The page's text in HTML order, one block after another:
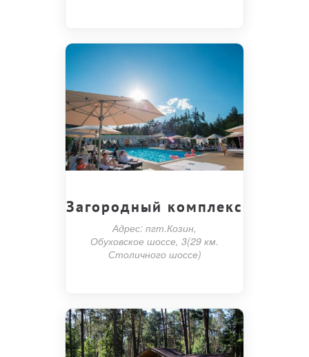
Загородный комплекс
Адрес: пгт.Козин,
Обуховское шоссе, 3(29 км.
Столичного шоссе)